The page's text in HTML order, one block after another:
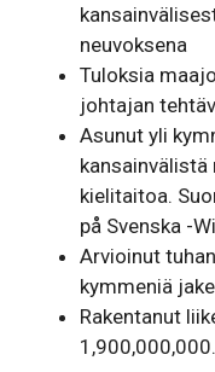
neuvoksena
Tuloksia
johtajan
Asunut yli
kielitaitoa.
på Svenska -
Arvioinut
kymmeniä
Rakentanut